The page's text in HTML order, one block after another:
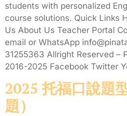
students with personalized
course solutions. Quick Links
Us About Us Teacher Portal
email or WhatsApp
31255363 Allright Reserved –
2016-2025 Facebook Twitter
2025 托福口說題
題）